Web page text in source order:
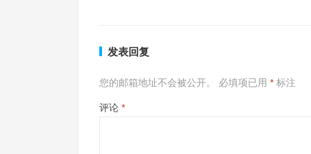
发表回复
您的邮箱地址不会被公开。 必填项已用 * 标注
评论 *